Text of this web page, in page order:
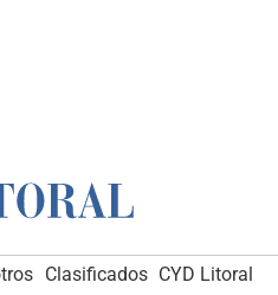
Clasificados CYD Litoral